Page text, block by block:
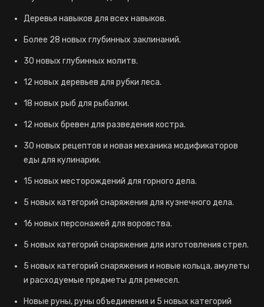
Деревья навыков для всех навыков.
Более 28 новых глубинных заклинаний.
30 новых глубинных молитв.
12 новых деревьев для рубки леса.
18 новых рыб для рыбалки.
12 новых бревен для разведения костра.
30 новых рецептов и новая механика модификаторов
еды для кулинарии.
15 новых месторождений для горного дела.
5 новых категорий снаряжения для кузнечного дела.
16 новых персонажей для воровства.
5 новых категорий снаряжения для изготовления стрел.
5 новых категорий снаряжения и новые кольца, амулеты
и расходуемые предметы для ремесел.
Новые руны, руны объединения и 5 новых категорий